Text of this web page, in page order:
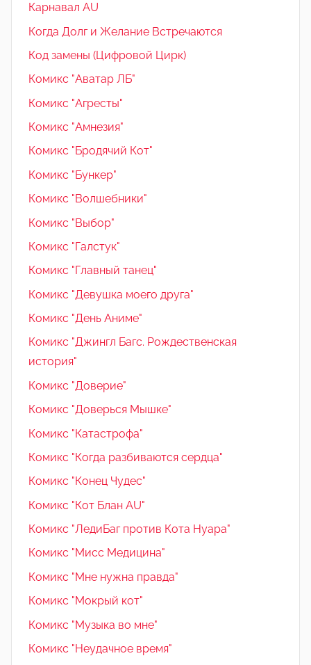
Карнавал AU
Когда Долг и Желание Встречаются
Код замены (Цифровой Цирк)
Комикс "Аватар ЛБ"
Комикс "Агресты"
Комикс "Амнезия"
Комикс "Бродячий Кот"
Комикс "Бункер"
Комикс "Волшебники"
Комикс "Выбор"
Комикс "Галстук"
Комикс "Главный танец"
Комикс "Девушка моего друга"
Комикс "День Аниме"
Комикс "Джингл Багс. Рождественская
история"
Комикс "Доверие"
Комикс "Доверься Мышке"
Комикс "Катастрофа"
Комикс "Когда разбиваются сердца"
Комикс "Конец Чудес"
Комикс "Кот Блан AU"
Комикс "ЛедиБаг против Кота Нуара"
Комикс "Мисс Медицина"
Комикс "Мне нужна правда"
Комикс "Мокрый кот"
Комикс "Музыка во мне"
Комикс "Неудачное время"